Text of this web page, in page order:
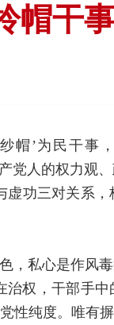
帽干
帽’为民干事
党人的权力观
功三对关系
，私心是作风
权，干部手
性纯度。唯有